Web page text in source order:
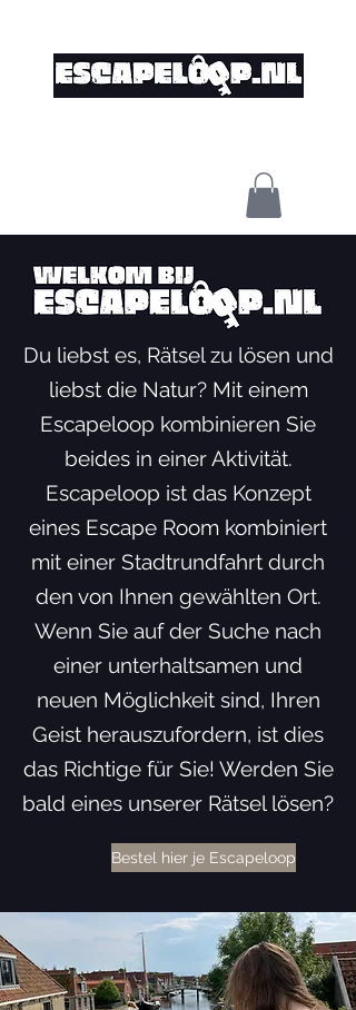
Du liebst es, Rätsel zu lösen und
liebst die Natur? Mit einem
Escapeloop kombinieren Sie
beides in einer Aktivität.
Escapeloop ist das Konzept
eines Escape Room kombiniert
mit einer Stadtrundfahrt durch
den von Ihnen gewählten Ort.
Wenn Sie auf der Suche nach
einer unterhaltsamen und
neuen Möglichkeit sind, Ihren
Geist herauszufordern, ist dies
das Richtige für Sie! Werden Sie
bald eines unserer Rätsel lösen?
Bestel hier je Escapeloop